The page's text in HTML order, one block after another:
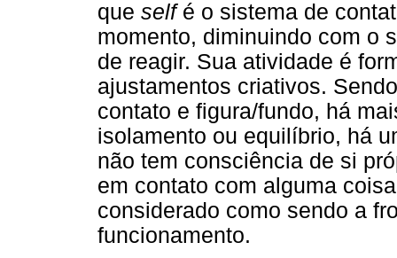
que self é o sistema de
momento, diminuindo com o
de reagir. Sua atividade é
ajustamentos criativos.
contato e figura/fundo, há
isolamento ou equilíbrio, há
não tem consciência de si
em contato com alguma
considerado como sendo a
funcionamento.